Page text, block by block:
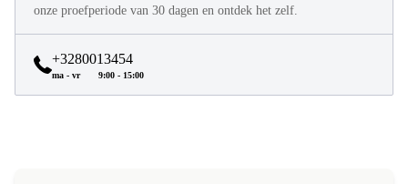
onze proefperiode van 30 dagen en ontdek het zelf.
+3280013454
ma - vr 9:00 - 15:00